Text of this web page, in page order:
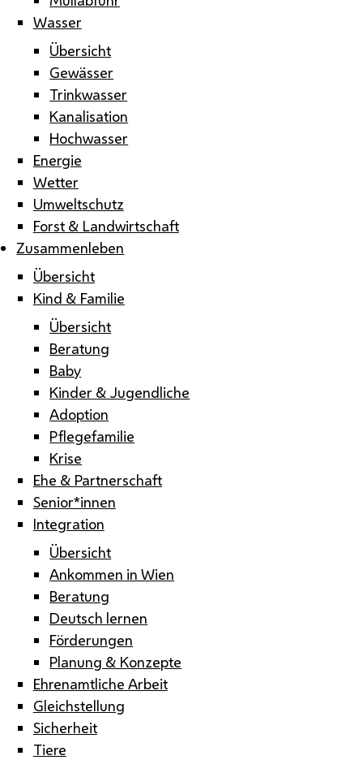
Wasser
Übersicht
Gewässer
Trinkwasser
Kanalisation
Hochwasser
Energie
Wetter
Umweltschutz
Forst & Landwirtschaft
Zusammenleben
Übersicht
Kind & Familie
Übersicht
Beratung
Baby
Kinder & Jugendliche
Adoption
Pflegefamilie
Krise
Ehe & Partnerschaft
Senior*innen
Integration
Übersicht
Ankommen in Wien
Beratung
Deutsch lernen
Förderungen
Planung & Konzepte
Ehrenamtliche Arbeit
Gleichstellung
Sicherheit
Tiere